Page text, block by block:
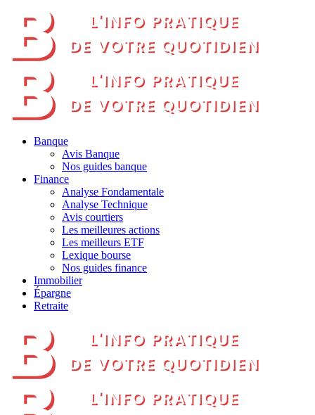
Banque
Avis Banque
Nos guides banque
Finance
Analyse Fondamentale
Analyse Technique
Avis courtiers
Les meilleures actions
Les meilleurs ETF
Lexique bourse
Nos guides finance
Immobilier
Épargne
Retraite